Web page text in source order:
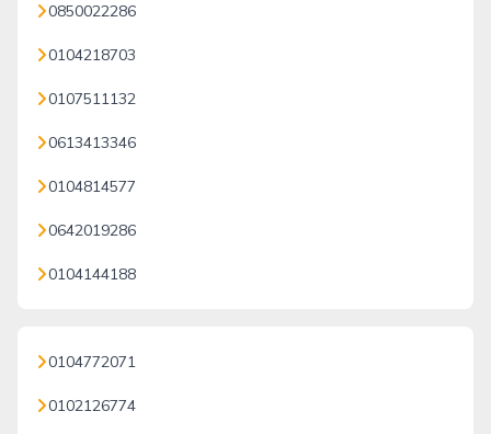
0850022286
0104218703
0107511132
0613413346
0104814577
0642019286
0104144188
0104772071
0102126774